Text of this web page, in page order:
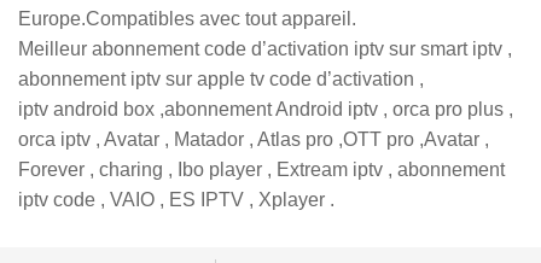
Europe.Compatibles avec tout appareil.
Meilleur abonnement code d’activation iptv sur smart iptv ,
abonnement iptv sur apple tv code d’activation ,
iptv android box ,abonnement Android iptv , orca pro plus ,
orca iptv , Avatar , Matador , Atlas pro ,OTT pro ,Avatar ,
Forever , charing , Ibo player , Extream iptv , abonnement
iptv code , VAIO , ES IPTV , Xplayer .